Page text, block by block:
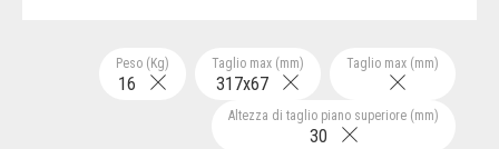
Taglio max (mm)
Taglio max (mm)
317x67
Peso (Kg)
16
Altezza di taglio piano superiore (mm)
30